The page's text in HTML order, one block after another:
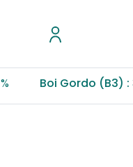
Boi Gordo (B3) :355,50